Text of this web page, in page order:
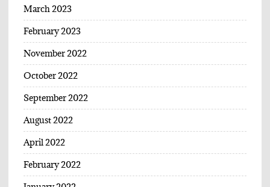
March 2023
February 2023
November 2022
October 2022
September 2022
August 2022
April 2022
February 2022